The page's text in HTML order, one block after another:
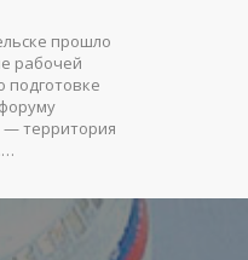
прошло
рабочей
подготовке
— территория